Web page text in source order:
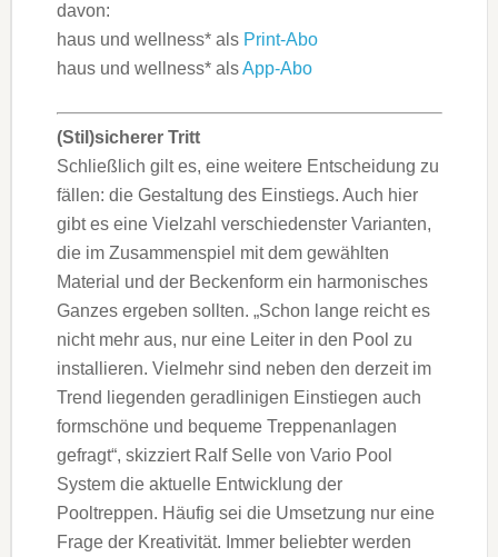
davon:
haus und wellness* als Print-Abo
haus und wellness* alsApp-Abo
(Stil)sicherer Tritt
Schließlich gilt es, eine weitere Entscheidung zu
fällen: die Gestaltung des Einstiegs. Auch hier
gibt es eine Vielzahl verschiedenster Varianten,
die im Zusammenspiel mit dem gewählten
Material und der Beckenform ein harmonisches
Ganzes ergeben sollten. „Schon lange reicht es
nicht mehr aus, nur eine Leiter in den Pool zu
installieren. Vielmehr sind neben den derzeit im
Trend liegenden geradlinigen Einstiegen auch
formschöne und bequeme Treppenanlagen
gefragt“, skizziert Ralf Selle von Vario Pool
System die aktuelle Entwicklung der
Pooltreppen. Häufig sei die Umsetzung nur eine
Frage der Kreativität. Immer beliebter werden